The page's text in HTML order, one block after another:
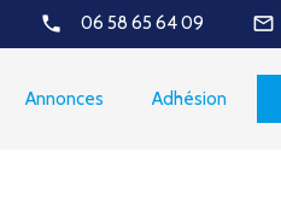
phone 06 58 65 64 09 mail_outline
Annonces Adhésion